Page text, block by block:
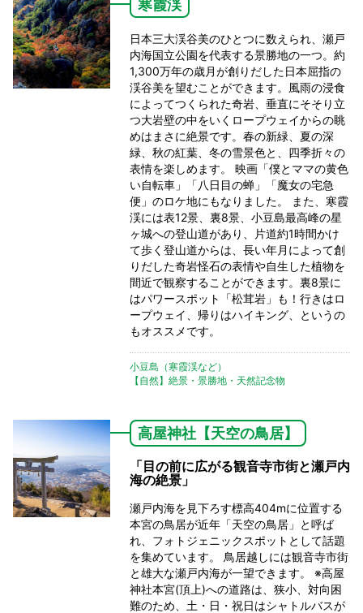
寒霞渓
日本三大渓谷美のひとつに数えられ、瀬戸
内海国立公園を代表する景勝地の一つ。約
1,300万年の歳月が創りだした日本屈指の
渓谷美を望むことができます。風雨の浸食
によってつくられた奇岩、垂直にそそり立
つ大岩壁の中をいくロープウェイからの眺
めはまさに絶景です。春の新緑、夏の深
緑、秋の紅葉、冬の雪景色と、四季折々の
表情を楽しめます。 映画「僕とママの黄色
い自転車」「八日目の蝉」「魔女の宅急
便」のロケ地にもなりました。 また、寒霞
渓には表12景、裏8景、小豆島最高峰の星
ヶ城への登山道があり、片道約1時間かけ
て歩く登山道からは、長い年月によって創
りだした奇岩怪石の表情や自生した植物を
間近で観察することができます。裏8景に
はパワースポット「松茸岩」も！行きはロ
ープウェイ、帰りはハイキング、というの
もオススメです。
小豆島（寒霞渓など）
【自然】絶景・景勝地・天然記念物
高屋神社【天空の鳥居】
「目の前に広がる観音寺市街と瀬戸内
海の絶景」
瀬戸内海を見下ろす標高404mに位置する
本宮の鳥居が近年「天空の鳥居」と呼ば
れ、フォトジェニックスポットとして話題
を集めています。 鳥居越しには観音寺市街
と雄大な瀬戸内海が一望できます。 ※高屋
神社本宮(頂上)への道路は、狭小、対向困
難のため、土・日・祝日はシャトルバスが